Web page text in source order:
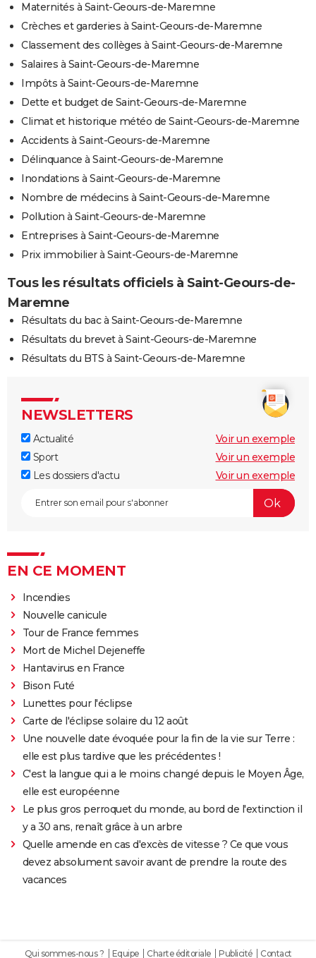
Maternités à Saint-Geours-de-Maremne
Crèches et garderies à Saint-Geours-de-Maremne
Classement des collèges à Saint-Geours-de-Maremne
Salaires à Saint-Geours-de-Maremne
Impôts à Saint-Geours-de-Maremne
Dette et budget de Saint-Geours-de-Maremne
Climat et historique météo de Saint-Geours-de-Maremne
Accidents à Saint-Geours-de-Maremne
Délinquance à Saint-Geours-de-Maremne
Inondations à Saint-Geours-de-Maremne
Nombre de médecins à Saint-Geours-de-Maremne
Pollution à Saint-Geours-de-Maremne
Entreprises à Saint-Geours-de-Maremne
Prix immobilier à Saint-Geours-de-Maremne
Tous les résultats officiels à Saint-Geours-de-
Maremne
Résultats du bac à Saint-Geours-de-Maremne
Résultats du brevet à Saint-Geours-de-Maremne
Résultats du BTS à Saint-Geours-de-Maremne
NEWSLETTERS
Actualité
Voir un exemple
Sport
Voir un exemple
Les dossiers d'actu
Voir un exemple
EN CE MOMENT
Incendies
Nouvelle canicule
Tour de France femmes
Mort de Michel Dejeneffe
Hantavirus en France
Bison Futé
Lunettes pour l'éclipse
Carte de l'éclipse solaire du 12 août
Une nouvelle date évoquée pour la fin de la vie sur Terre :
elle est plus tardive que les précédentes !
C'est la langue qui a le moins changé depuis le Moyen Âge,
elle est européenne
Le plus gros perroquet du monde, au bord de l'extinction il
y a 30 ans, renaît grâce à un arbre
Quelle amende en cas d'excès de vitesse ? Ce que vous
devez absolument savoir avant de prendre la route des
vacances
Qui sommes-nous ? Equipe Charte éditoriale Publicité Contact